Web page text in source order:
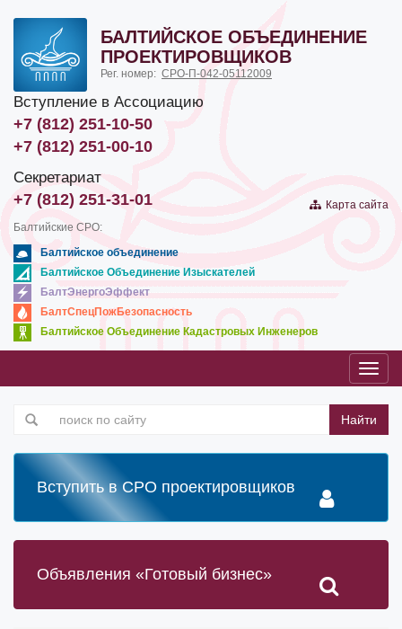
БАЛТИЙСКОЕ ОБЪЕДИНЕНИЕ
ПРОЕКТИРОВЩИКОВ
Рег. номер: СРО-П-042-05112009
Вступление в Ассоциацию
+7 (812) 251-10-50
+7 (812) 251-00-10
Секретариат
+7 (812) 251-31-01
Карта сайта
Балтийские СРО:
Балтийское объединение
Балтийское Объединение Изыскателей
БалтЭнергоЭффект
БалтСпецПожБезопасность
Балтийское Объединение Кадастровых Инженеров
Найти
Вступить в СРО проектировщиков
Объявления «Готовый бизнес»